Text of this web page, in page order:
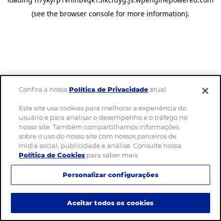
(see the browser console for more information).
Confira a nossaPolítica de Privacidadeatual.
Este site usa cookies para melhorar a experiência do
usuário e para analisar o desempenho e o tráfego no
nosso site. Também compartilhamos informações
sobre o uso do nosso site com nossos parceiros de
mídia social, publicidade e análise. Consulte nossa
Política de Cookies para saber mais.
Personalizar configurações
Aceitar todos os cookies